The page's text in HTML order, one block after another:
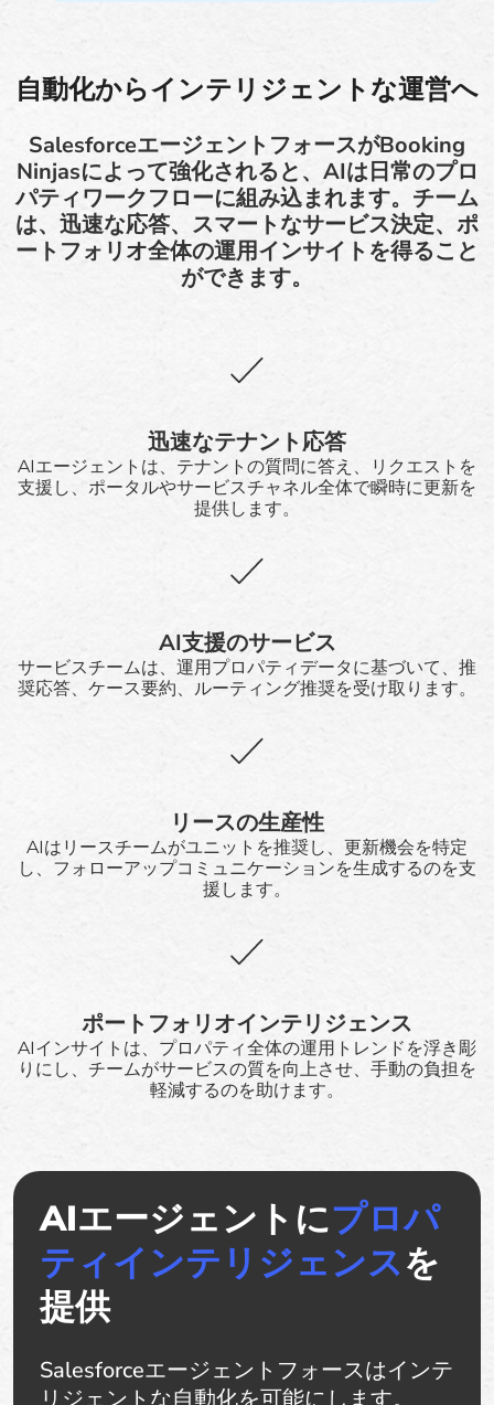
自動化からインテリジェントな運営へ
SalesforceエージェントフォースがBooking
Ninjasによって強化されると、AIは日常のプロ
パティワークフローに組み込まれます。チーム
は、迅速な応答、スマートなサービス決定、ポ
ートフォリオ全体の運用インサイトを得ること
ができます。
迅速なテナント応答
AIエージェントは、テナントの質問に答え、リクエストを
支援し、ポータルやサービスチャネル全体で瞬時に更新を
提供します。
AI支援のサービス
サービスチームは、運用プロパティデータに基づいて、推
奨応答、ケース要約、ルーティング推奨を受け取ります。
リースの生産性
AIはリースチームがユニットを推奨し、更新機会を特定
し、フォローアップコミュニケーションを生成するのを支
援します。
ポートフォリオインテリジェンス
AIインサイトは、プロパティ全体の運用トレンドを浮き彫
りにし、チームがサービスの質を向上させ、手動の負担を
軽減するのを助けます。
AIエージェントにプロパ
ティインテリジェンスを
提供
Salesforceエージェントフォースはインテ
リジェントな自動化を可能にします。